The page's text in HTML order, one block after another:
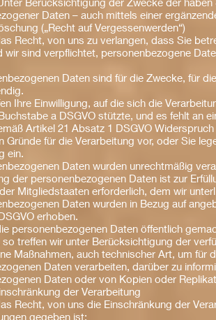
Daten – auch mittels einer
(„Recht auf Vergessenwerden“)
Recht, von uns zu verlangen, dass Sie
wir sind verpflichtet, personenbezogene
Daten sind für die Zwecke, für
Ihre Einwilligung, auf die sich die
a DSGVO stützte, und es fehlt an
Artikel 21 Absatz 1 DSGVO
Gründe für die Verarbeitung vor, oder Sie
ein.
Daten wurden unrechtmäßig
der personenbezogenen Daten ist zur
Mitgliedstaaten erforderlich, dem wir
Daten wurden in Bezug auf
erhoben.
personenbezogenen Daten öffentlich
treffen wir unter Berücksichtigung der
Maßnahmen, auch technischer Art, um für
Daten verarbeiten, darüber zu
Daten oder von Kopien oder
der Verarbeitung
Recht, von uns die Einschränkung der
gegeben ist: